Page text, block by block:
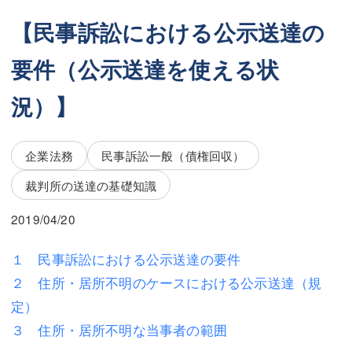
坂本 陽一
桶川 聡
三平 隆史
吉元 優仁
小川 祐
弁護士費用
不動産
相続・遺言
坂本 陽一
桶川 聡
三平 隆史
吉元 優仁
弁護士費用
不動産
相続・遺言
離婚（夫婦間トラブル）
【民事訴訟における公示送達の
要件（公示送達を使える状
況）】
企業法務
民事訴訟一般（債権回収）
裁判所の送達の基礎知識
2019/04/20
１ 民事訴訟における公示送達の要件
２ 住所・居所不明のケースにおける公示送達（規
定）
３ 住所・居所不明な当事者の範囲